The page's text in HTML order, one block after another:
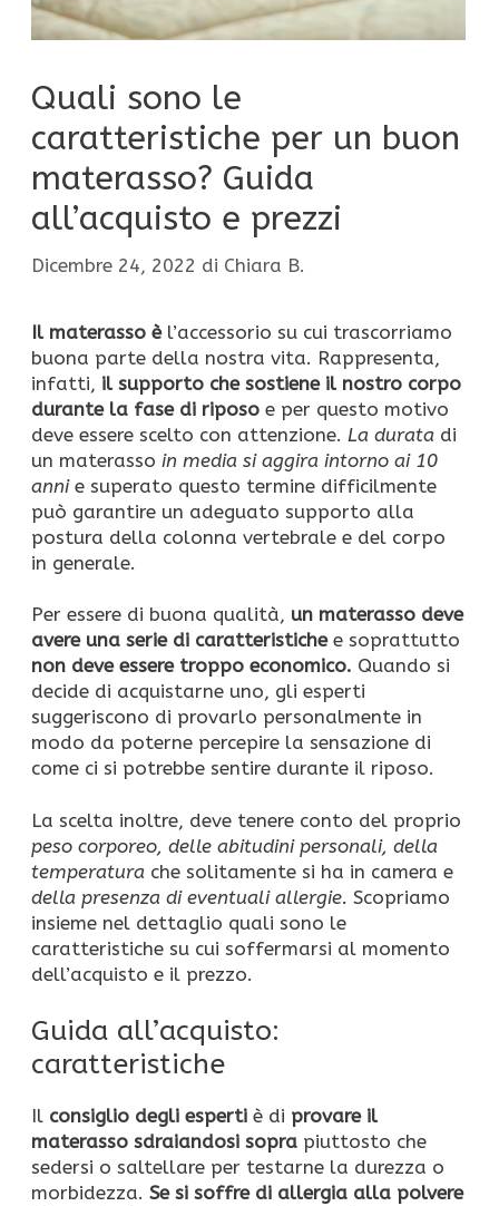
Quali sono le
caratteristiche per un buon
materasso? Guida
all’acquisto e prezzi
Dicembre 24, 2022 di Chiara B.
Il materasso èl’accessorio su cui trascorriamo
buona parte della nostra vita. Rappresenta,
infatti, il supporto che sostiene il nostro corpo
durante la fase di riposo e per questo motivo
deve essere scelto con attenzione. La durata di
un materasso in media si aggira intorno ai 10
annie superato questo termine difficilmente
può garantire un adeguato supporto alla
postura della colonna vertebrale e del corpo
in generale.
Per essere di buona qualità, un materasso deve
avere una serie di caratteristichee soprattutto
non deve essere troppo economico. Quando si
decide di acquistarne uno, gli esperti
suggeriscono di provarlo personalmente in
modo da poterne percepire la sensazione di
come ci si potrebbe sentire durante il riposo.
La scelta inoltre, deve tenere conto del proprio
peso corporeo, delle abitudini personali, della
temperatura che solitamente si ha in camera e
della presenza di eventuali allergie. Scopriamo
insieme nel dettaglio quali sono le
caratteristiche su cui soffermarsi al momento
dell’acquisto e il prezzo.
Guida all’acquisto:
caratteristiche
Il consiglio degli esperti è di provare il
materasso sdraiandosi sopra piuttosto che
sedersi o saltellare per testarne la durezza o
morbidezza. Se si soffre di allergia alla polvere